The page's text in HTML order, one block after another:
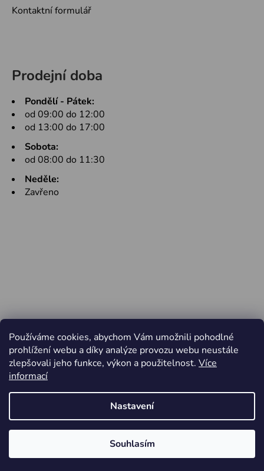
Používáme cookies, abychom Vám umožnili pohodlné
prohlížení webu a díky analýze provozu webu neustále
zlepšovali jeho funkce, výkon a použitelnost. Více
informací
Nastavení
Souhlasím
Kontaktní formulář
Prodejní doba
Pondělí - Pátek:
od 09:00 do 12:00
od 13:00 do 17:00
Sobota:
od 08:00 do 11:30
Neděle:
Zavřeno
Vytvořil Shoptet
Jiří Minařík - Cyklo Rajhrad
práva vyhrazena.